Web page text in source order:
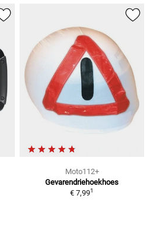
Moto112+
Gevarendriehoekhoes
€ 7,991